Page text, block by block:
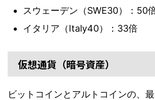
スウェーデン（SWE30）：50
イタリア（Italy40）：33倍
仮想通貨（暗号資産）
ビットコインとアルトコインの、